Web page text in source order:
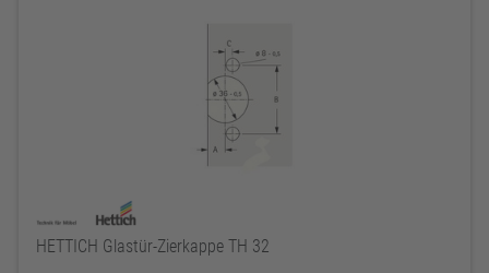
HETTICH Glastür-Zierkappe TH 32